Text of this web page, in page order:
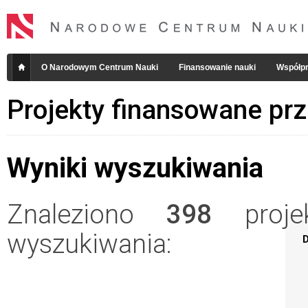
O Narodowym Centrum Nauki Finansowanie nauki
Projekty finansowane
Wyniki wyszukiwania
Znaleziono 398
wyszukiwania: